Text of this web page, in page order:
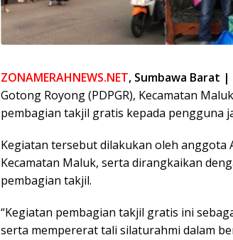
ZONAMERAHNEWS.NET, Sumbawa Barat |
Gotong Royong (PDPGR), Kecamatan
pembagian takjil gratis kepada pengguna
Kegiatan tersebut dilakukan oleh anggota
Kecamatan Maluk, serta dirangkaikan
pembagian takjil.
“Kegiatan pembagian takjil gratis ini
serta mempererat tali silaturahmi dalam